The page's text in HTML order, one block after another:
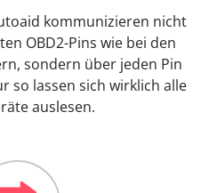
kommunizieren nicht
OBD2-Pins wie bei den
sondern über jeden Pin
so lassen sich wirklich alle
auslesen.